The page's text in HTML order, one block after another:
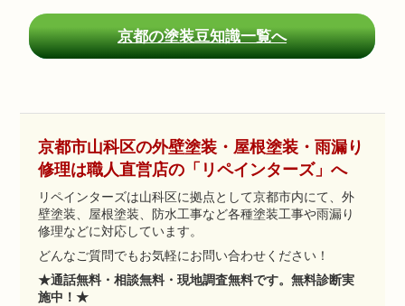
京都の塗装豆知識一覧へ
京都市山科区の外壁塗装・屋根塗装・雨漏り
修理は職人直営店の「リペインターズ」へ
リペインターズは山科区に拠点として京都市内にて、外
壁塗装、屋根塗装、防水工事など各種塗装工事や雨漏り
修理などに対応しています。
どんなご質問でもお気軽にお問い合わせください！
★通話無料・相談無料・現地調査無料です。無料診断実
施中！★